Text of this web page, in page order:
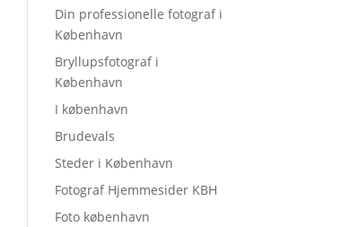
Din professionelle fotograf i
København
Bryllupsfotograf i
København
I københavn
Brudevals
Steder i København
Fotograf Hjemmesider KBH
Foto københavn